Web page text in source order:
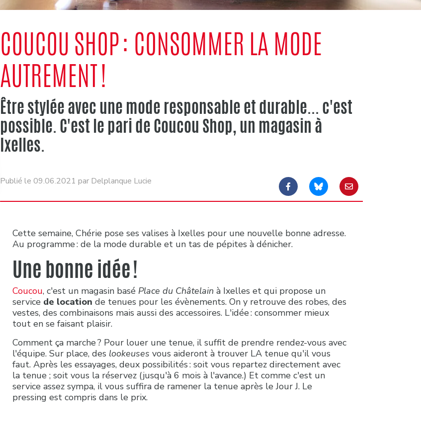
COUCOU SHOP : CONSOMMER LA MODE
AUTREMENT !
Être stylée avec une mode responsable et durable... c'est
possible. C'est le pari de Coucou Shop, un magasin à
Ixelles.
Publié le 09.06.2021 par Delplanque Lucie
Cette semaine, Chérie pose ses valises à Ixelles pour une nouvelle bonne adresse.
Au programme : de la mode durable et un tas de pépites à dénicher.
Une bonne idée !
Coucou, c'est un magasin basé Place du Châtelain à Ixelles et qui propose un
service de location de tenues pour les évènements. On y retrouve des robes, des
vestes, des combinaisons mais aussi des accessoires. L'idée : consommer mieux
tout en se faisant plaisir.
Comment ça marche ? Pour louer une tenue, il suffit de prendre rendez-vous avec
l'équipe. Sur place, des lookeuses vous aideront à trouver LA tenue qu'il vous
faut. Après les essayages, deux possibilités : soit vous repartez directement avec
la tenue ; soit vous la réservez (jusqu'à 6 mois à l'avance.) Et comme c'est un
service assez sympa, il vous suffira de ramener la tenue après le Jour J. Le
pressing est compris dans le prix.